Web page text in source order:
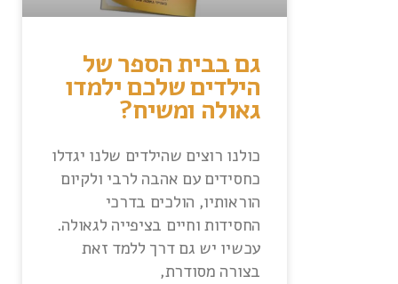
גם בבית הספר של
הילדים שלכם ילמדו
גאולה ומשיח?
כולנו רוצים שהילדים שלנו יגדלו
כחסידים עם אהבה לרבי ולקיום
הוראותיו, הולכים בדרכי
החסידות וחיים בציפייה לגאולה.
עכשיו יש גם דרך ללמד זאת
בצורה מסודרת,